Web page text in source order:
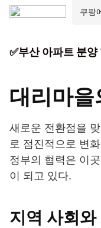
✅부산 아파트 분
대리마을
새로운 전환점을
로 점진적으로 변
정부의 협력은 이
이 되고 있다.
지역 사회